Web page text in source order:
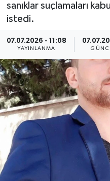
sanıklar suçlamaları
istedi.
07.07.2026 - 11:08
YAYINLANMA
Siyaset
Spor
Yaşam